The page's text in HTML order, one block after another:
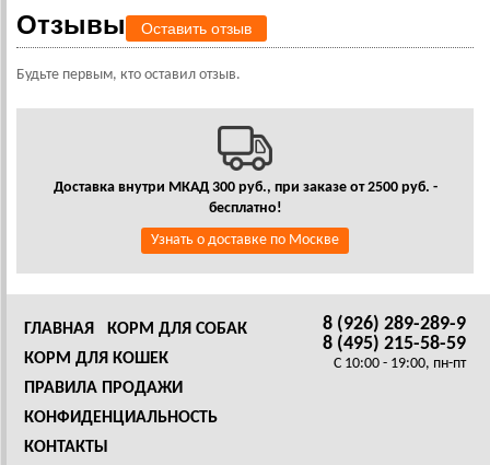
Отзывы Оставить отзыв
Будьте первым, кто оставил отзыв.
Доставка внутри МКАД 300 руб., при заказе от 2500 руб. -
бесплатно!
Узнать о доставке по Москве
8 (926) 289-289-9
8 (495) 215-58-59
C 10:00 - 19:00, пн-пт
ГЛАВНАЯ
КОРМ ДЛЯ СОБАК
КОРМ ДЛЯ КОШЕК
ПРАВИЛА ПРОДАЖИ
КОНФИДЕНЦИАЛЬНОСТЬ
КОНТАКТЫ